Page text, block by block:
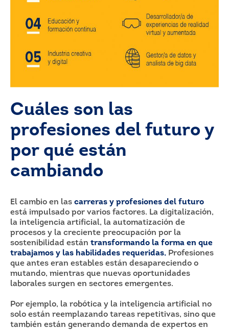
Cuáles son las
profesiones del futuro y
por qué están
cambiando
El cambio en las carreras y profesiones del futuro
está impulsado por varios factores. La digitalización,
la inteligencia artificial, la automatización de
procesos y la creciente preocupación por la
sostenibilidad están transformando la forma en que
trabajamos y las habilidades requeridas. Profesiones
que antes eran estables están desapareciendo o
mutando, mientras que nuevas oportunidades
laborales surgen en sectores emergentes.
Por ejemplo, la robótica y la inteligencia artificial no
solo están reemplazando tareas repetitivas, sino que
también están generando demanda de expertos en